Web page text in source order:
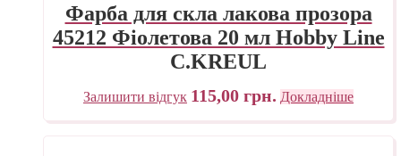
Фарба для скла лакова прозора
45212 Фіолетова 20 мл Hobby Line
C.KREUL
Залишити відгук 115,00 грн. Докладніше